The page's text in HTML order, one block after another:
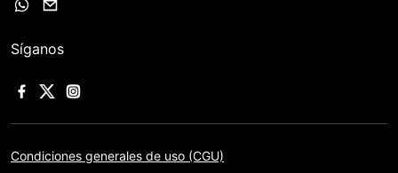
Síganos
Condiciones generales de uso (CGU)